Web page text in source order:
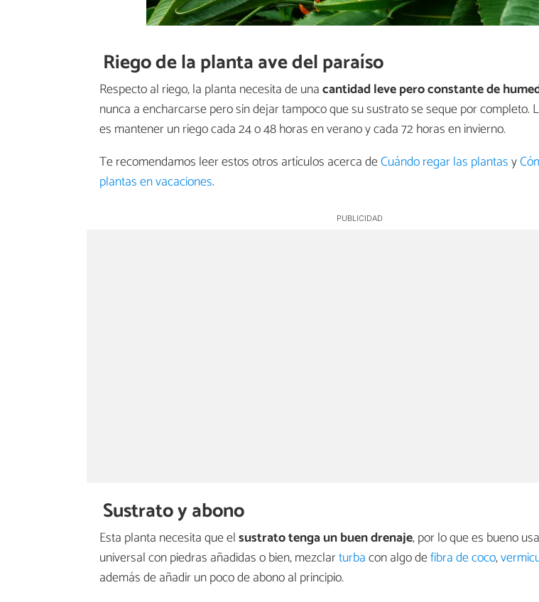
Riego de la planta ave del paraíso
Respecto al riego, la planta necesita de unacantidad leve pero constante de
nunca a encharcarse pero sin dejar tampoco que su sustrato se seque por completo.
es mantener un riego cada 24 o 48 horas en verano y cada 72 horas en invierno.
Te recomendamos leer estos otros artículos acerca deCuándo regar las plantasy
plantas en vacaciones.
Sustrato y abono
Esta planta necesita que elsustrato tenga un buen drenaje, por lo que es bueno
universal con piedras añadidas o bien, mezclarturbacon algo defibra de coco,
además de añadir un poco de abono al principio.